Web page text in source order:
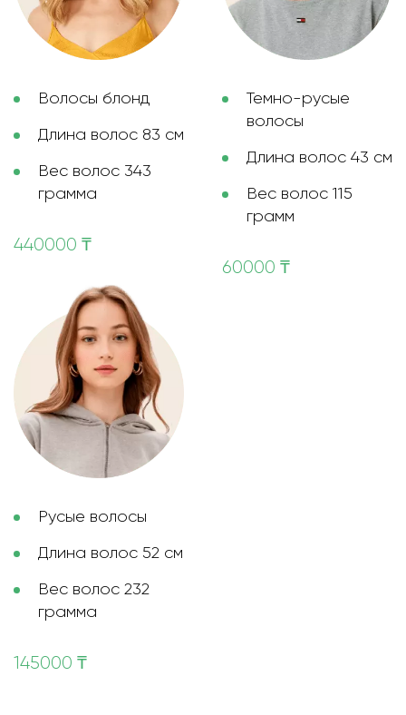
Волосы блонд
Длина волос 83 см
Вес волос 343
грамма
440000 ₸
Темно-русые
волосы
Длина волос 43 см
Вес волос 115
грамм
60000 ₸
Русые волосы
Длина волос 52 см
Вес волос 232
грамма
145000 ₸